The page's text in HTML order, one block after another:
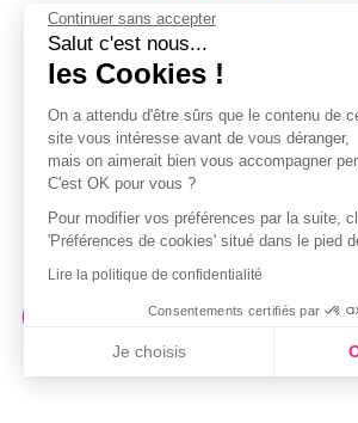
Retours et
Suivi de commande
Livraisons
Guide des tailles
Politique de
Conditions générales
de la Carte de Fidélité
Continuer sans accepter
Salut c'est nous...
les Cookies !
On a attendu d'être sûrs que le contenu de
site vous intéresse avant de vous déranger,
mais on aimerait bien vous accompagner
C'est OK pour vous ?
Pour modifier vos préférences par la suite,
'Préférences de cookies' situé dans le pied
Lire la politique de confidentialité
Consentements certifiés par
Je choisis